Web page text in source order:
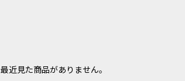
最近見た商品がありません。